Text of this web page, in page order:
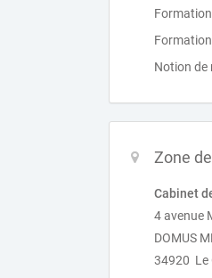
Notion de
Zone
Cabinet
4 avenue
DOMUS
34920 Le